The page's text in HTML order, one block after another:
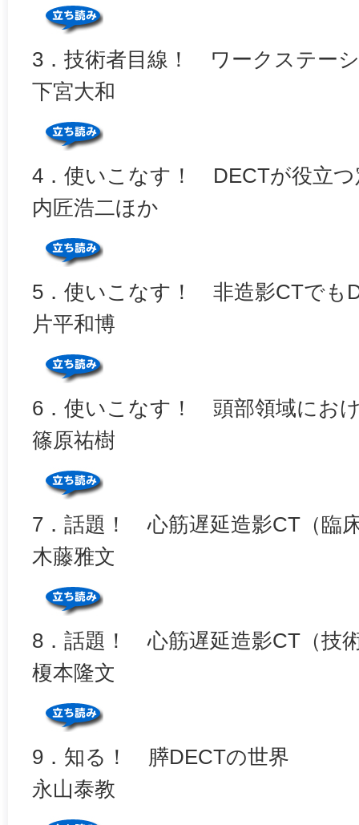
3．技術者目線！ ワークステー
下宮大和
4．使いこなす！ DECTが役立
内匠浩二ほか
5．使いこなす！ 非造影CTでも
片平和博
6．使いこなす！ 頭部領域にお
篠原祐樹
7．話題！ 心筋遅延造影CT（臨
木藤雅文
8．話題！ 心筋遅延造影CT（技
榎本隆文
9．知る！ 膵DECTの世界
永山泰教